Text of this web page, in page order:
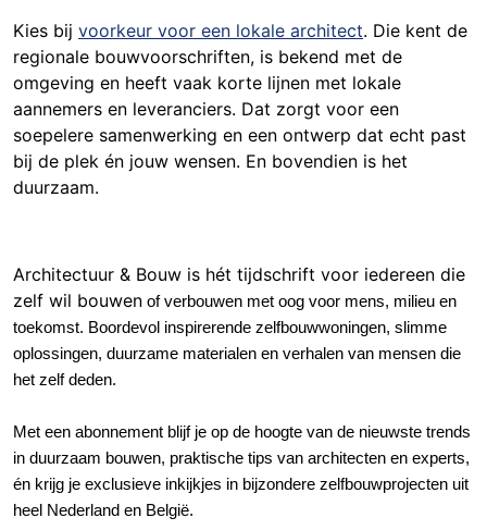
Kies bij voorkeur voor een lokale architect. Die kent de
regionale bouwvoorschriften, is bekend met de
omgeving en heeft vaak korte lijnen met lokale
aannemers en leveranciers. Dat zorgt voor een
soepelere samenwerking en een ontwerp dat echt past
bij de plek én jouw wensen. En bovendien is het
duurzaam.
Architectuur & Bouw is hét tijdschrift voor iedereen die
zelf wil bouwen of verbouwen met oog voor mens, milieu en
toekomst. Boordevol inspirerende zelfbouwwoningen, slimme
oplossingen, duurzame materialen en verhalen van mensen die
het zelf deden.
Met een abonnement blijf je op de hoogte van de nieuwste trends
in duurzaam bouwen, praktische tips van architecten en experts,
én krijg je exclusieve inkijkjes in bijzondere zelfbouwprojecten uit
heel Nederland en België.